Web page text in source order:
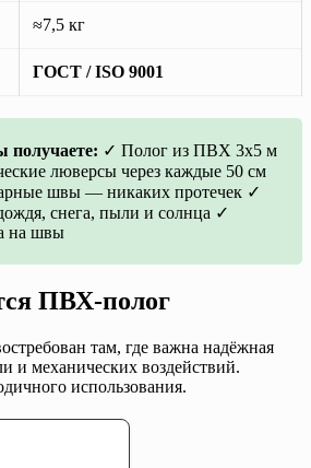
≈7,5 кг
ГОСТ / ISO 9001
получаете: ✓ Полог из ПВХ 3х5 м
люверсы через каждые 50 см
швы — никаких протечек ✓
снега, пыли и солнца ✓
на швы
ПВХ-полог
там, где важна надёжная
и механических воздействий.
использования.